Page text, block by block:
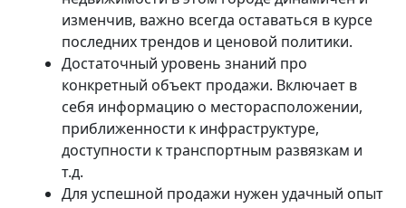
изменчив, важно всегда оставаться в курсе
последних трендов и ценовой политики.
Достаточный уровень знаний про
конкретный объект продажи. Включает в
себя информацию о месторасположении,
приближенности к инфраструктуре,
доступности к транспортным развязкам и
т.д.
Для успешной продажи нужен удачный опыт